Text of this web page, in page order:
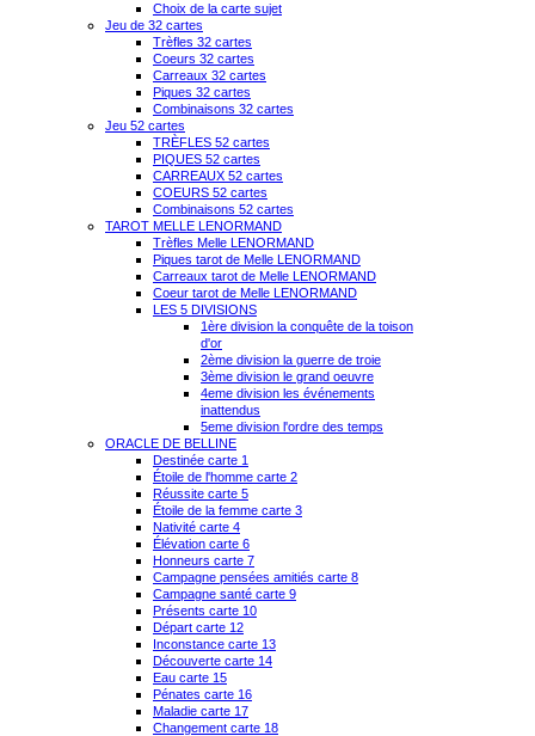
Choix de la carte sujet
Jeu de 32 cartes
Trèfles 32 cartes
Coeurs 32 cartes
Carreaux 32 cartes
Piques 32 cartes
Combinaisons 32 cartes
Jeu 52 cartes
TRÈFLES 52 cartes
PIQUES 52 cartes
CARREAUX 52 cartes
COEURS 52 cartes
Combinaisons 52 cartes
TAROT MELLE LENORMAND
Trèfles Melle LENORMAND
Piques tarot de Melle LENORMAND
Carreaux tarot de Melle LENORMAND
Coeur tarot de Melle LENORMAND
LES 5 DIVISIONS
1ère division la conquête de la toison
d'or
2ème division la guerre de troie
3ème division le grand oeuvre
4eme division les événements
inattendus
5eme division l'ordre des temps
ORACLE DE BELLINE
Destinée carte 1
Étoile de l'homme carte 2
Réussite carte 5
Étoile de la femme carte 3
Nativité carte 4
Élévation carte 6
Honneurs carte 7
Campagne pensées amitiés carte 8
Campagne santé carte 9
Présents carte 10
Départ carte 12
Inconstance carte 13
Découverte carte 14
Eau carte 15
Pénates carte 16
Maladie carte 17
Changement carte 18